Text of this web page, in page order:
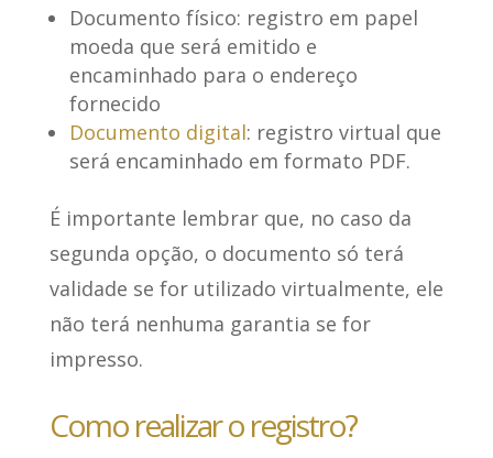
Documento físico: registro em papel
moeda que será emitido e
encaminhado para o endereço
fornecido
Documento digital: registro virtual que
será encaminhado em formato PDF.
É importante lembrar que, no caso da
segunda opção, o documento só terá
validade se for utilizado virtualmente, ele
não terá nenhuma garantia se for
impresso.
Como realizar o registro?